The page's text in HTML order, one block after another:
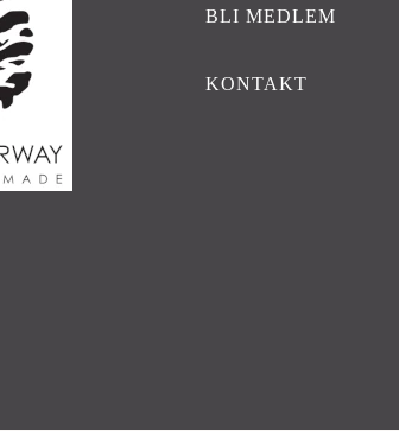
BLI MEDLEM
KONTAKT